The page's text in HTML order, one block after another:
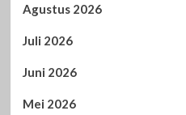
Agustus 2026
Juli 2026
Juni 2026
Mei 2026